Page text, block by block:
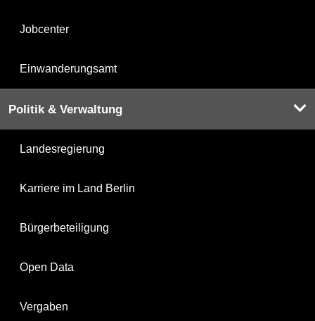
Jobcenter
Einwanderungsamt
Politik & Verwaltung
Landesregierung
Karriere im Land Berlin
Bürgerbeteiligung
Open Data
Vergaben